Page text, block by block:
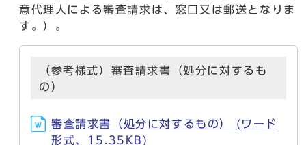
意代理人による審査請求は、窓口又は郵送となりま
す。）。
（参考様式）審査請求書（処分に対するも
の）
審査請求書（処分に対するもの） (ワード
形式、15.35KB)